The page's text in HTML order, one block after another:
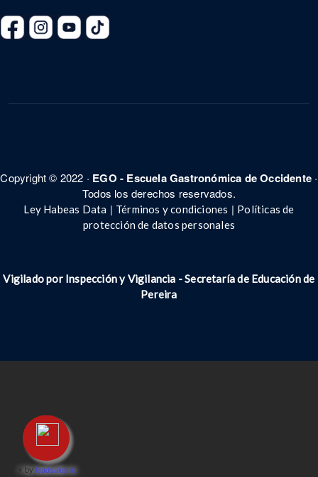
Copyright © 2022 · EGO - Escuela Gastronómica de Occidente ·
Todos los derechos reservados.
Ley Habeas Data | Términos y condiciones | Políticas de
protección de datos personales
Vigilado por Inspección y Vigilancia - Secretaría de Educación de
Pereira